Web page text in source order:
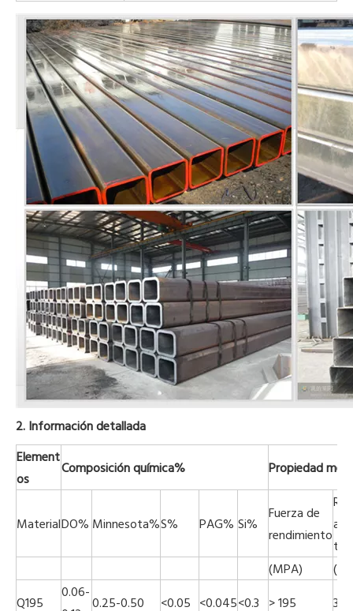
2. Información detallada
Element
os
Composición química% Propiedad
MaterialDO% Minnesota%S% PAG% Si%
Fuerza de
rendimiento
a la
(MPA)
Q195
0.06-
0.25-0.50 <0.05 <0.045<0.3 > 195